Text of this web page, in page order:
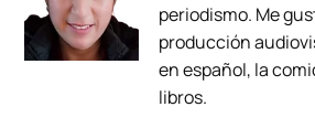
periodismo. Me
producción
en español, la
libros.